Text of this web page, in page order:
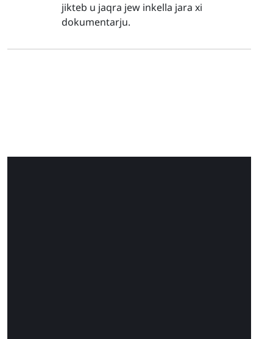
jikteb u jaqra jew inkella jara xi
dokumentarju.